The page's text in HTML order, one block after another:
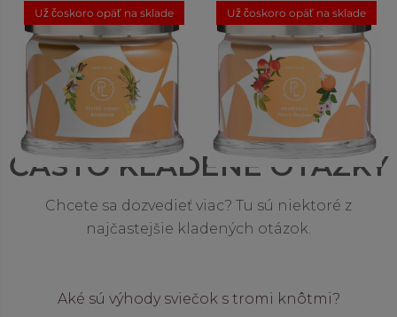
Už čoskoro opäť na sklade
Salted Honey Bourbon
Sviečka s 3 knôtmi
32,00 €
Už čoskoro opäť na sklade
Grapefruit Peach Paloma
Sviečka s 3 knôtmi
28,50 €
ČASTO KLADENÉ OTÁZKY
Chcete sa dozvedieť viac? Tu sú niektoré z
najčastejšie kladených otázok.
Aké sú výhody sviečok s tromi knôtmi?